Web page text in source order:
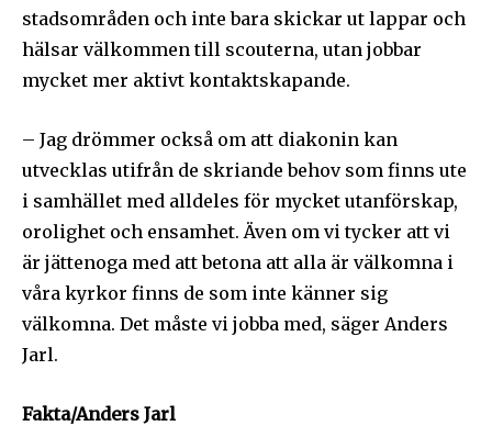
stadsområden och inte bara skickar ut lappar och
hälsar välkommen till scouterna, utan jobbar
mycket mer aktivt kontaktskapande.
– Jag drömmer också om att diakonin kan
utvecklas utifrån de skriande behov som finns ute
i samhället med alldeles för mycket utanförskap,
orolighet och ensamhet. Även om vi tycker att vi
är jättenoga med att betona att alla är välkomna i
våra kyrkor finns de som inte känner sig
välkomna. Det måste vi jobba med, säger Anders
Jarl.
Fakta/Anders Jarl